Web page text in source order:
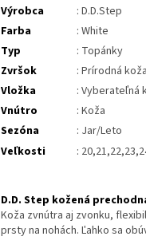
Výrobca
: D.D.Step
Farba
: White
Typ
: Topánky
Zvršok
: Prírodná
Vložka
: Vyberateľná
Vnútro
: Koža
Sezóna
: Jar/Leto
Veľkosti
:
D.D. Step kožená
Koža zvnútra aj zvonku,
prsty na nohách. Ľahko sa